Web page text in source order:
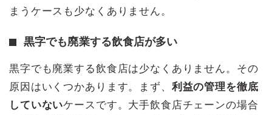
まうケースも少なくありません。
黒字でも廃業する飲食店が多い
黒字でも廃業する飲食店は少なくありません。その
原因はいくつかあります。まず、 利益の管理を徹底
していないケースです。大手飲食店チェーンの場合